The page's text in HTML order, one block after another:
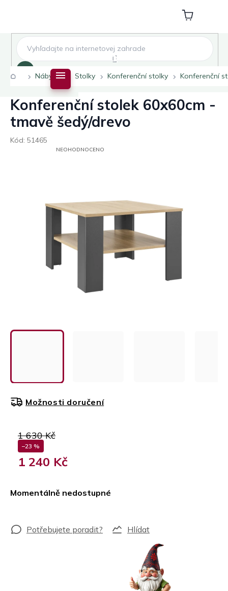
Nákupní
košík
DomůNábytek Stolky Konferenční stolky Konferenční
Konferenční stolek 60x60cm -
tmavě šedý/drevo
Kód: 51465
PRŮMĚRNÉ
HVĚZDIČEK.
NEOHODNOCENO
1 630 Kč
–23 %
1 240 Kč
Momentálně nedostupné
Možnosti doručení
Hlídat